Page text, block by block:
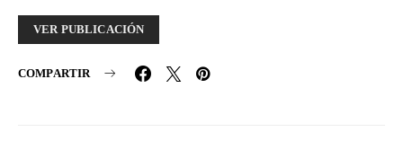
VER PUBLICACIÓN
COMPARTIR